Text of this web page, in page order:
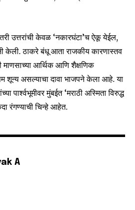
उत्तरांची केवळ ‘नकारघंटा’च ऐकू येईल,
केली. ठाकरे बंधू आता राजकीय कारणास्तव
आर्थिक आणि शैक्षणिक
शून्य असल्याचा दावा भाजपने केला आहे. या
पार्श्वभूमीवर मुंबईत ‘मराठी अस्मिता विरुद्ध
रंगण्याची चिन्हे आहेत.
A